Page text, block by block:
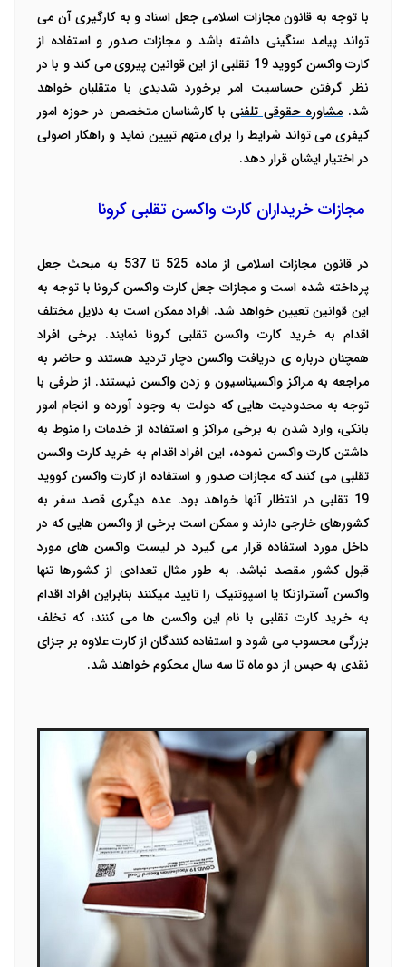
با توجه به قانون مجازات اسلامی جعل اسناد و به کارگیری آن می
تواند پیامد سنگینی داشته باشد و مجازات صدور و استفاده از
کارت واکسن کووید 19 تقلبی از این قوانین پیروی می کند و با در
نظر گرفتن حساسیت امر برخورد شدیدی با متقلبان خواهد
شد. مشاوره حقوقی تلفنیبا کارشناسان متخصص در حوزه امور
کیفری می تواند شرایط را برای متهم تبیین نماید و راهکار اصولی
در اختیار ایشان قرار دهد.
مجازات خریداران کارت واکسن تقلبی کرونا
در قانون مجازات اسلامی از ماده 525 تا 537 به مبحث جعل
پرداخته شده است و مجازات جعل کارت واکسن کرونا با توجه به
این قوانین تعیین خواهد شد. افراد ممکن است به دلایل مختلف
اقدام به خرید کارت واکسن تقلبی کرونا نمایند. برخی افراد
همچنان درباره ی دریافت واکسن دچار تردید هستند و حاضر به
مراجعه به مراکز واکسیناسیون و زدن واکسن نیستند. از طرفی با
توجه به محدودیت هایی که دولت به وجود آورده و انجام امور
بانکی، وارد شدن به برخی مراکز و استفاده از خدمات را منوط به
داشتن کارت واکسن نموده، این افراد اقدام به خرید کارت واکسن
تقلبی می کنند که مجازات صدور و استفاده از کارت واکسن کووید
19 تقلبی در انتظار آنها خواهد بود.
عده دیگری قصد سفر به
کشورهای خارجی دارند و ممکن است برخی از واکسن هایی که در
داخل مورد استفاده قرار می گیرد در لیست واکسن های مورد
قبول کشور مقصد نباشد. به طور مثال تعدادی از کشورها تنها
واکسن آسترازنکا یا اسپوتنیک را تایید میکنند بنابراین افراد اقدام
به خرید کارت تقلبی با نام این واکسن ها می کنند، که تخلف
بزرگی محسوب می شود و استفاده کنندگان از کارت علاوه بر جزای
نقدی به حبس از دو ماه تا سه سال محکوم خواهند شد.